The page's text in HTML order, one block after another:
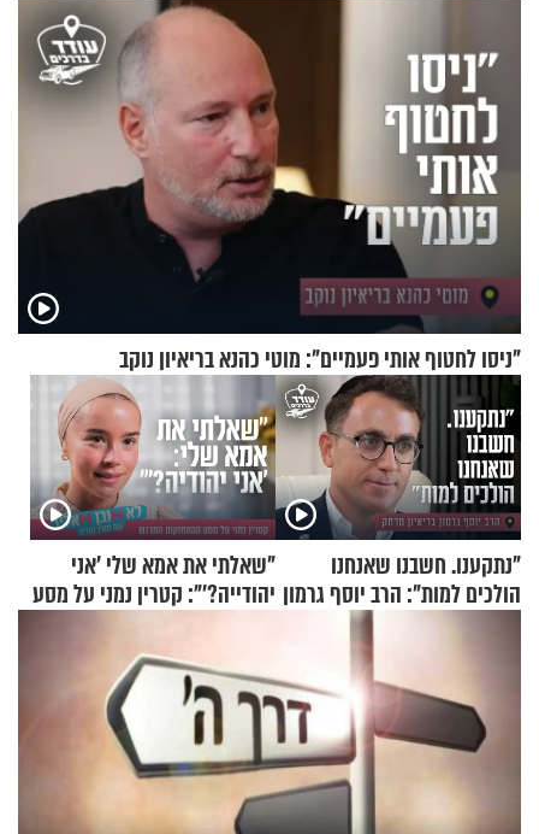
"ניסו לחטוף אותי פעמיים": מוטי כהנא בריאיון נוקב
"נתקענו. חשבנו שאנחנו
הולכים למות": הרב יוסף גרמון
בריאיון מרתק
"שאלתי את אמא שלי 'אני
יהודייה?'": קטרין נמני על מסע